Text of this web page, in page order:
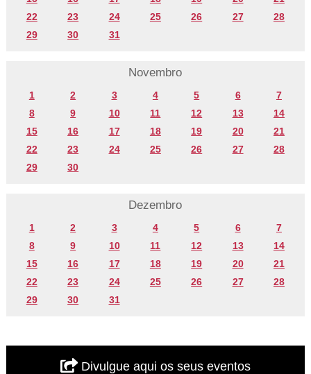
22
23 24 25 26 27
28
29
30 31
Novembro
1 2 3 4 5 6
7
8
9 10 11 12 13
14
15
16 17 18 19 20
21
22
23 24 25 26 27
28
29
30
Dezembro
1 2 3 4 5 6
7
8
9 10 11 12 13
14
15
16 17 18 19 20
21
22
23 24 25 26 27
28
29
30 31
Divulgue aqui os seus eventos